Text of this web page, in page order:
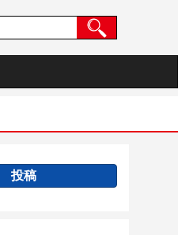
投稿